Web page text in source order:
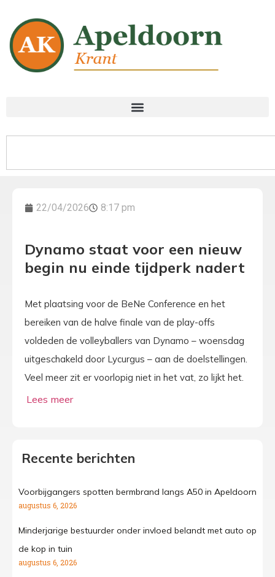
22/04/2026 8:17 pm
Dynamo staat voor een nieuw
begin nu einde tijdperk nadert
Met plaatsing voor de BeNe Conference en het
bereiken van de halve finale van de play-offs
voldeden de volleyballers van Dynamo – woensdag
uitgeschakeld door Lycurgus – aan de doelstellingen.
Veel meer zit er voorlopig niet in het vat, zo lijkt het.
Recente berichten
Voorbijgangers spotten bermbrand langs A50 in Apeldoorn
augustus 6, 2026
Minderjarige bestuurder onder invloed belandt met auto op
de kop in tuin
augustus 6, 2026